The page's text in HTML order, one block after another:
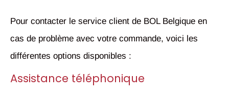
Pour contacter le service client de BOL Belgique en
cas de problème avec votre commande, voici les
différentes options disponibles :
Assistance téléphonique